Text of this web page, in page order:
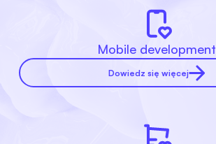
Mobile development
Dowiedz się więcej